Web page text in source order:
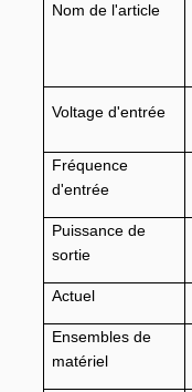
Nom de l'article
Voltage d'entrée
Fréquence
d'entrée
Puissance de
sortie
Actuel
Ensembles de
matériel